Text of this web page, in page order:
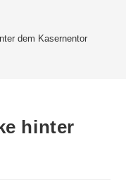
dem Kasernentor
hinter